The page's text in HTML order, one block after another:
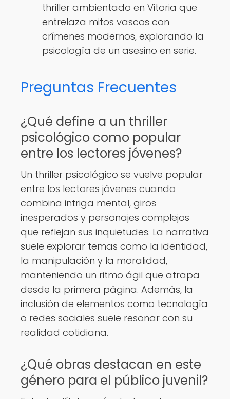
thriller ambientado en Vitoria que
entrelaza mitos vascos con
crímenes modernos, explorando la
psicología de un asesino en serie.
Preguntas Frecuentes
¿Qué define a un thriller
psicológico como popular
entre los lectores jóvenes?
Un thriller psicológico se vuelve popular
entre los lectores jóvenes cuando
combina intriga mental, giros
inesperados y personajes complejos
que reflejan sus inquietudes. La narrativa
suele explorar temas como la identidad,
la manipulación y la moralidad,
manteniendo un ritmo ágil que atrapa
desde la primera página. Además, la
inclusión de elementos como tecnología
o redes sociales suele resonar con su
realidad cotidiana.
¿Qué obras destacan en este
género para el público juvenil?